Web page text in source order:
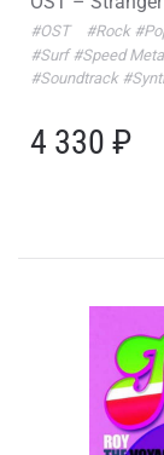
#OST #Rock
#Surf #Speed
#Soundtrack
4 330 ₽